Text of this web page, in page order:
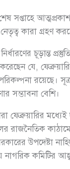
শেষ সপ্তাহে
কারা গ্রহণ
চূড়ান্ত
করেছেন যে,
রয়েছে।
সম্ভাবনা বেশি।
ফেব্রুয়ারির
রাজনৈতিক
উপদেষ্টা
কমিটির